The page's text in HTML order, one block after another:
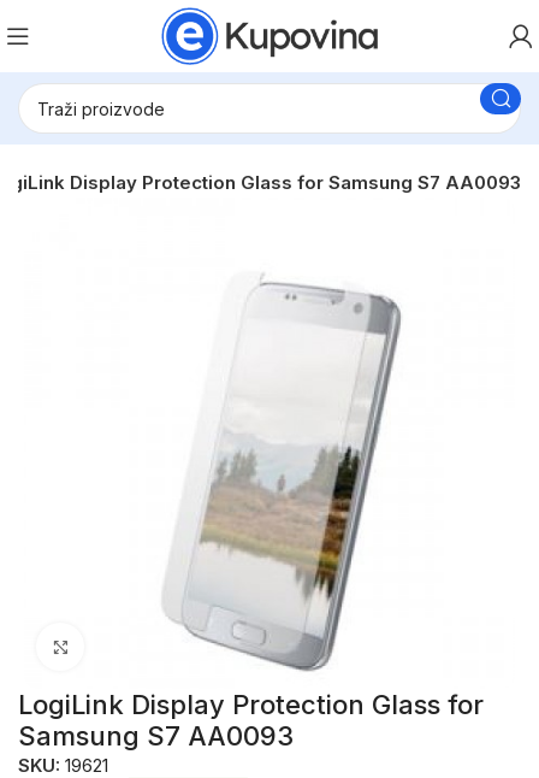
Display Protection Glass for Samsung S7 AA0093
Click to enlarge
LogiLink Display Protection Glass for
Samsung S7 AA0093
SKU:19621